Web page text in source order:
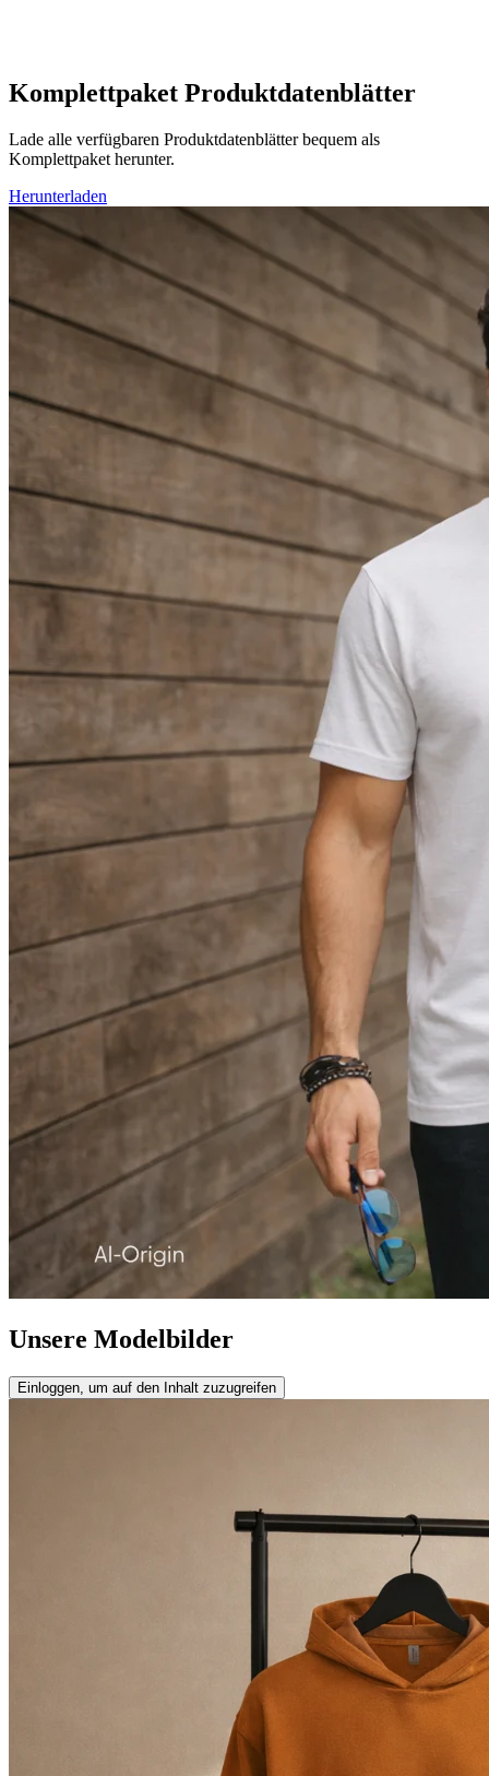
Komplettpaket Produktdatenblätter
Lade alle verfügbaren Produktdatenblätter bequem als
Komplettpaket herunter.
Herunterladen
Unsere Modelbilder
Einloggen, um auf den Inhalt zuzugreifen